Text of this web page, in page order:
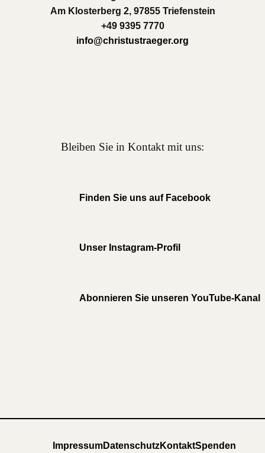
Am Klosterberg 2, 97855 Triefenstein
+49 9395 7770
info@christustraeger.org
Bleiben Sie in Kontakt mit uns:
Finden Sie uns auf Facebook
Unser Instagram-Profil
Abonnieren Sie unseren YouTube-Kanal
ImpressumDatenschutzKontaktSpenden